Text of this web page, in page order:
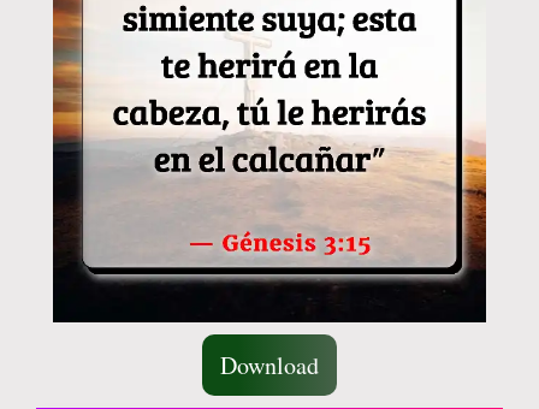
Download